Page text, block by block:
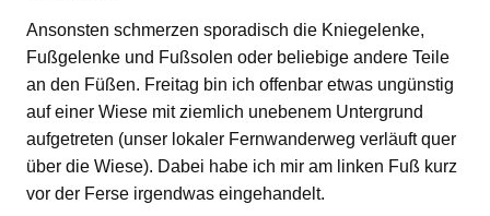
Ansonsten schmerzen sporadisch die Kniegelenke,
Fußgelenke und Fußsolen oder beliebige andere Teile
an den Füßen. Freitag bin ich offenbar etwas ungünstig
auf einer Wiese mit ziemlich unebenem Untergrund
aufgetreten (unser lokaler Fernwanderweg verläuft quer
über die Wiese). Dabei habe ich mir am linken Fuß kurz
vor der Ferse irgendwas eingehandelt.